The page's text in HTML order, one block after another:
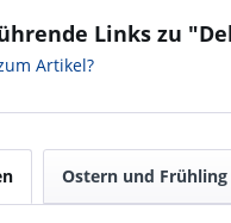
Links zu
Artikel?
Ostern und Frühling